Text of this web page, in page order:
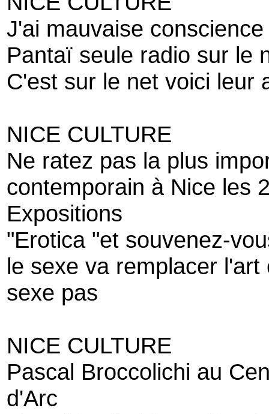
J'ai mauvaise
Pantaï seule radio sur le
C'est sur le net voici leur
NICE CULTURE
Ne ratez pas la plus
contemporain à Nice les
Expositions
"Erotica "et souvenez-
le sexe va remplacer
sexe pas
NICE CULTURE
Pascal Broccolichi au
d'Arc